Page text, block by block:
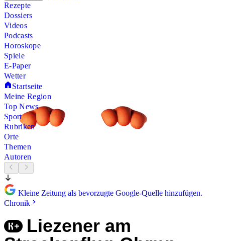
Rezepte
Dossiers
Videos
Podcasts
Horoskope
Spiele
E-Paper
Wetter
Startseite
Meine Region
Top News
Sport
Rubriken
Orte
Themen
Autoren
Kleine Zeitung als bevorzugte Google-Quelle hinzufügen.
Chronik
Liezener am